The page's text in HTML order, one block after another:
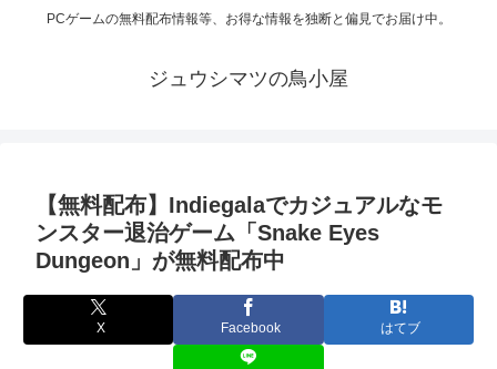
PCゲームの無料配布情報等、お得な情報を独断と偏見でお届け中。
ジュウシマツの鳥小屋
【無料配布】Indiegalaでカジュアルなモ
ンスター退治ゲーム「Snake Eyes
Dungeon」が無料配布中
X Facebook はてブ